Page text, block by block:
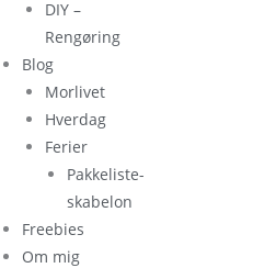
DIY –
Rengøring
Blog
Morlivet
Hverdag
Ferier
Pakkeliste-
skabelon
Freebies
Om mig